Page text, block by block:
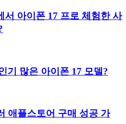
서 아이폰 17 프로 체험한 사
기 많은 아이폰 17 모델?
애플스토어 구매 성공 가